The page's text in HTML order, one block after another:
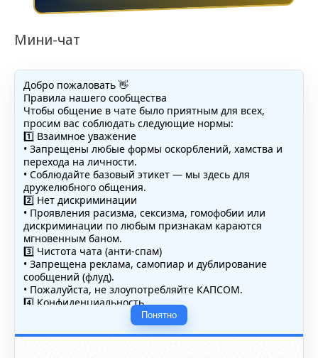
Мини-чат
Добро пожаловать 👋
Правила нашего сообщества
Чтобы общение в чате было приятным для всех,
просим вас соблюдать следующие нормы:
1️⃣ Взаимное уважение
• Запрещены любые формы оскорблений, хамства и
перехода на личности.
• Соблюдайте базовый этикет — мы здесь для
дружелюбного общения.
2️⃣ Нет дискриминации
• Проявления расизма, сексизма, гомофобии или
дискриминации по любым признакам караются
мгновенным баном.
3️⃣ Чистота чата (анти-спам)
• Запрещена реклама, самопиар и дублирование
сообщений (флуд).
• Пожалуйста, не злоупотребляйте КАПСОМ.
4️⃣ Конфиденциальность
• Не публикуйте личные данные — свои или чужие
(телефоны, адреса, документы).
5️⃣ Уместность контента
Понятно